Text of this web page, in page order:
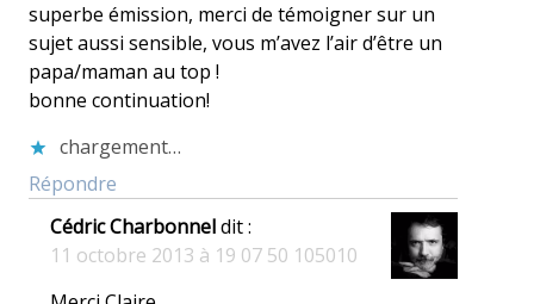
superbe émission, merci de témoigner sur un
sujet aussi sensible, vous m’avez l’air d’être un
papa/maman au top !
bonne continuation!
chargement…
Répondre
Cédric Charbonneldit :
11 octobre 2013 à 19 07 50 105010